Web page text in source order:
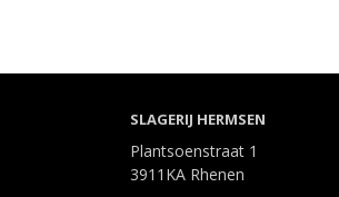
SLAGERIJ HERMSEN
Plantsoenstraat 1
3911KA Rhenen